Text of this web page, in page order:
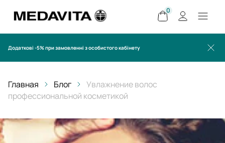
0
Додаткові -5% при замовленні з особистого кабінету
Главная Блог
Увлажнение‌ ‌волос‌
профессиональной косметикой